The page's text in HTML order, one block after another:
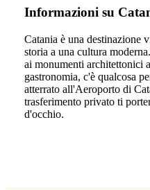
Informazioni su
Catania è una destinazione
storia a una cultura
ai monumenti architettonici
gastronomia, c'è qualcosa
atterrato all'Aeroporto di
trasferimento privato ti
d'occhio.